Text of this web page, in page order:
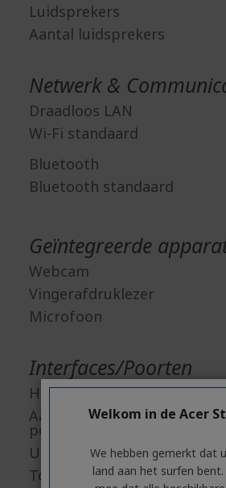
Luidsprekers
Aantal luidsprekers
Netwerk &
Draadloos LAN
Wi-Fi standaard
Bluetooth
Bluetooth standaard
Geïntegreerde
Webcam
Vingerafdruklezer
Microfoon
Interfaces/Poorten
HDMI
Aantal USB 3.2 Gen 2 Type-
poorten
USB Type-C
Totaal aantal USB poorten
Welkom in de Acer
We hebben gemerkt dat
land aan het surfen